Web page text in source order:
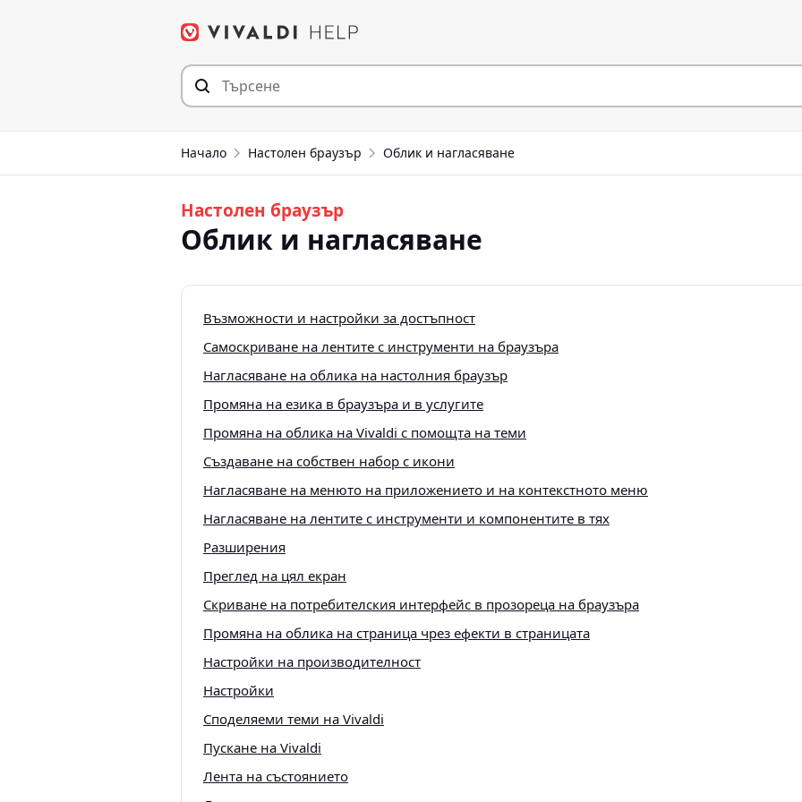
Начало Настолен браузър Облик и нагласяване
Настолен браузър
Облик и нагласяване
Възможности и настройки за достъпност
Самоскриване на лентите с инструменти на браузъра
Нагласяване на облика на настолния браузър
Промяна на езика в браузъра и в услугите
Промяна на облика на Vivaldi с помощта на теми
Създаване на собствен набор с икони
Нагласяване на менюто на приложението и на контекстното меню
Нагласяване на лентите с инструменти и компонентите в тях
Разширения
Преглед на цял екран
Скриване на потребителския интерфейс в прозореца на браузъра
Промяна на облика на страница чрез ефекти в страницата
Настройки на производителност
Настройки
Споделяеми теми на Vivaldi
Пускане на Vivaldi
Лента на състоянието